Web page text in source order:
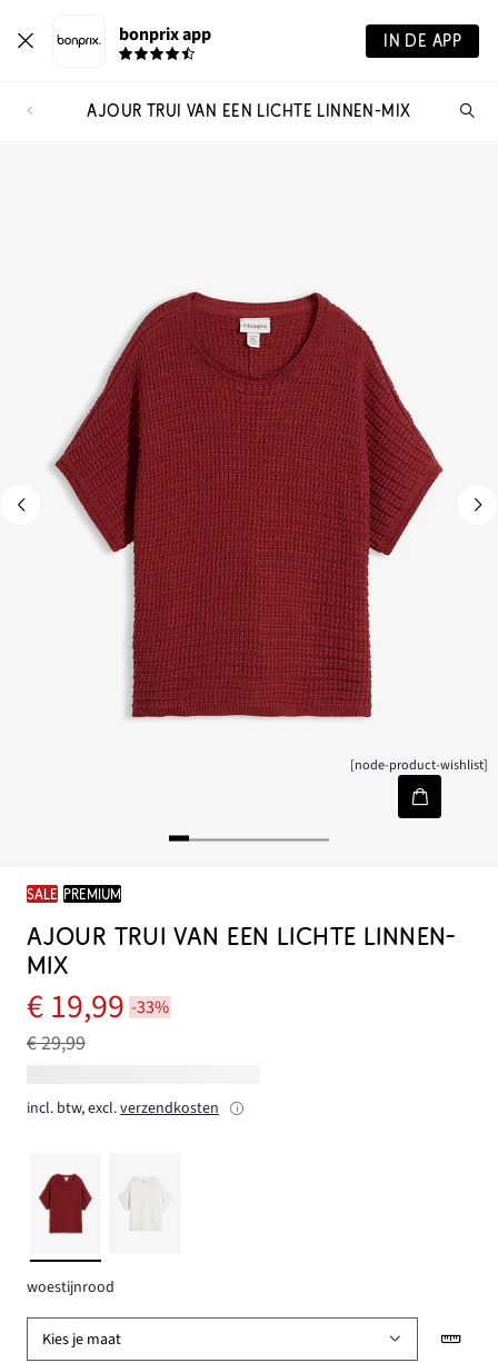
bonprix app IN DE APP
AJOUR TRUI VAN EEN LICHTE LINNEN-MIX
[node-product-wishlist]
SALE PREMIUM
AJOUR TRUI VAN EEN LICHTE LINNEN-
MIX
€ 19,99 -33%
€ 29,99
incl. btw, excl.verzendkosten
woestijnrood
Kies je maat